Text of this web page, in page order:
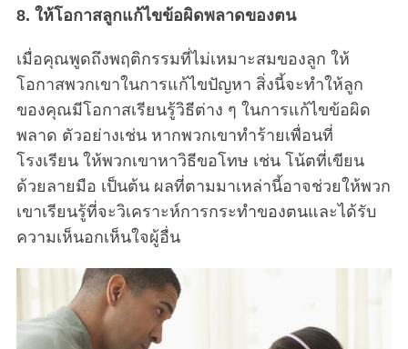
8. ให้โอกาสลูกแก้ไขข้อผิดพลาดของตน
เมื่อคุณพูดถึงพฤติกรรมที่ไม่เหมาะสมของลูก ให้
โอกาสพวกเขาในการแก้ไขปัญหา สิ่งนี้จะทำให้ลูก
ของคุณมีโอกาสเรียนรู้วิธีต่าง ๆ ในการแก้ไขข้อผิด
พลาด ตัวอย่างเช่น หากพวกเขาทำร้ายเพื่อนที่
โรงเรียน ให้พวกเขาหาวิธีขอโทษ เช่น โน้ตที่เขียน
ด้วยลายมือ เป็นต้น ผลที่ตามมาเหล่านี้อาจช่วยให้พวก
เขาเรียนรู้ที่จะวิเคราะห์การกระทำของตนและได้รับ
ความเห็นอกเห็นใจผู้อื่น